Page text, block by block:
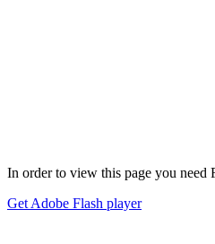
In order to view this page you need
Get Adobe Flash player